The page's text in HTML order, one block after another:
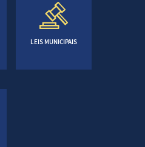
LEIS MUNICIPAIS